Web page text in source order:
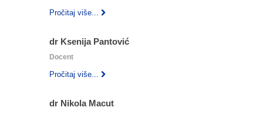
Pročitaj više...
dr Ksenija Pantović
Docent
Pročitaj više...
dr Nikola Macut